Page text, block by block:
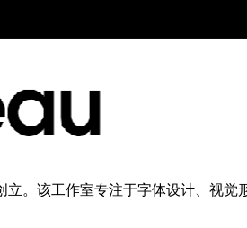
立。该工作室专注于字体设计、视